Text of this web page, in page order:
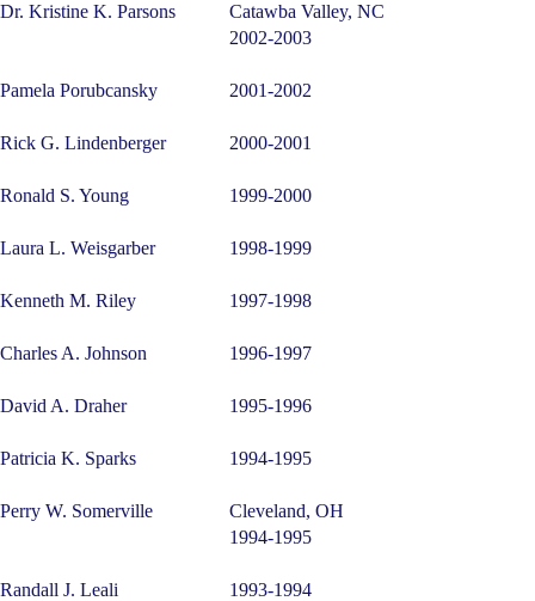
Dr. Kristine K. Parsons
Catawba Valley, NC
2002-2003
Pamela Porubcansky 2001-2002
Rick G. Lindenberger 2000-2001
Ronald S. Young 1999-2000
Laura L. Weisgarber 1998-1999
Kenneth M. Riley 1997-1998
Charles A. Johnson 1996-1997
David A. Draher 1995-1996
Patricia K. Sparks 1994-1995
Perry W. Somerville
Cleveland, OH
1994-1995
Randall J. Leali 1993-1994